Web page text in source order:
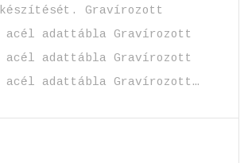
Gravírozott
acél adattábla Gravírozott
acél adattábla Gravírozott
acél adattábla Gravírozott…